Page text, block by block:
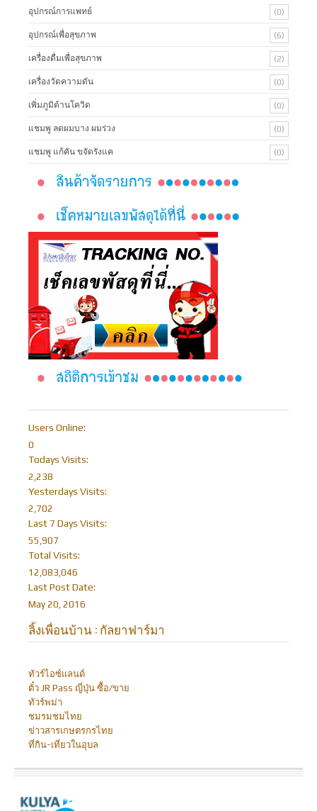
อุปกรณ์การแพทย์ (0)
อุปกรณ์เพื่อสุขภาพ (6)
เครื่องดื่มเพื่อสุขภาพ (2)
เครื่องวัดความดัน (0)
เพิ่มภูมิต้านโควิด (0)
แชมพู ลดผมบาง ผมร่วง (0)
แชมพู แก้คัน ขจัดรังแค (0)
Users Online:
0
Todays Visits:
2,238
Yesterdays Visits:
2,702
Last 7 Days Visits:
55,907
Total Visits:
12,083,046
Last Post Date:
May 20, 2016
ลิ้งเพื่อนบ้าน : กัลยาฟาร์มา
ทัวร์ไอซ์แลนด์
ตั๋ว JR Pass ญี่ปุ่น ซื้อ/ขาย
ทัวร์พม่า
ชมรมชมไทย
ข่าวสารเกษตรกรไทย
ที่กิน-เที่ยวในอุบล